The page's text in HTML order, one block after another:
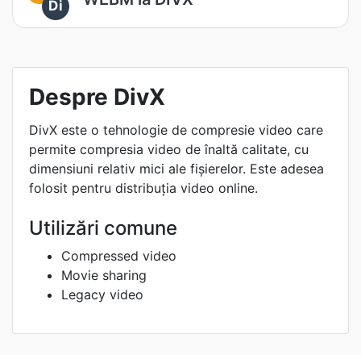
Di
Despre DivX
DivX este o tehnologie de compresie video care
permite compresia video de înaltă calitate, cu
dimensiuni relativ mici ale fișierelor. Este adesea
folosit pentru distribuția video online.
Utilizări comune
Compressed video
Movie sharing
Legacy video